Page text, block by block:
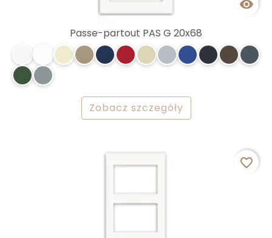

Passe-partout PAS G 20x68
Zobacz szczegóły
favorite_border